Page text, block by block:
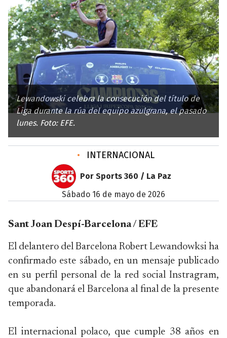
Lewandowski celebra la consecución del título de
Liga durante la rúa del equipo azulgrana, el pasado
lunes. Foto: EFE.
• INTERNACIONAL
Por Sports 360 / La Paz
sábado 16 de mayo de 2026
Sant Joan Despí-Barcelona / EFE
El delantero del Barcelona Robert Lewandowksi ha
confirmado este sábado, en un mensaje publicado
en su perfil personal de la red social Instragram,
que abandonará el Barcelona al final de la presente
temporada.
El internacional polaco, que cumple 38 años en